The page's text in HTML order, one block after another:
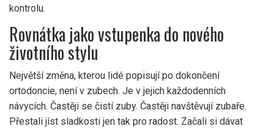
kontrolu.
Rovnátka jako vstupenka do nového
životního stylu
Největší změna, kterou lidé popisují po dokončení
ortodoncie, není v zubech. Je v jejich každodenních
návycích. Častěji se čistí zuby. Častěji navštěvují zubaře.
Přestali jíst sladkosti jen tak pro radost. Začali si dávat